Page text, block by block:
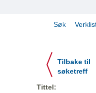
Søk
Tilbake til
søketreff
Tittel: